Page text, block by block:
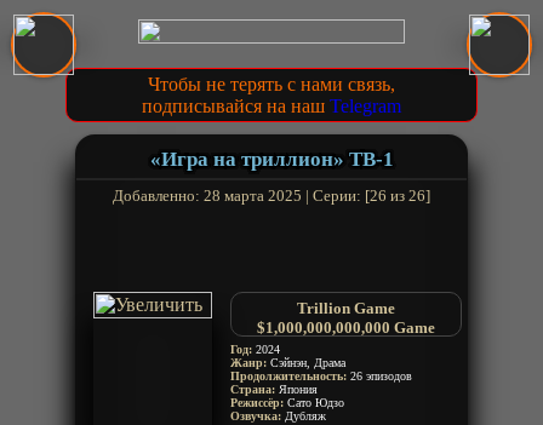
Чтобы не терять с нами связь,
подписывайся на наш Telegram
«Игра на триллион» ТВ-1
Добавленно: 28 марта 2025 | Серии: [26 из 26]
Trillion Game
$1,000,000,000,000 Game
Год: 2024
Жанр: Сэйнэн, Драма
Продолжительность: 26 эпизодов
Страна: Япония
Режиссёр: Сато Юдзо
Озвучка: Дубляж